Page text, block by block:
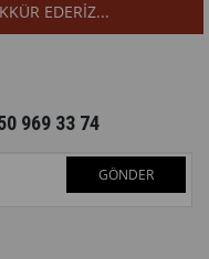
EDERİZ...
969 33 74
GÖNDER